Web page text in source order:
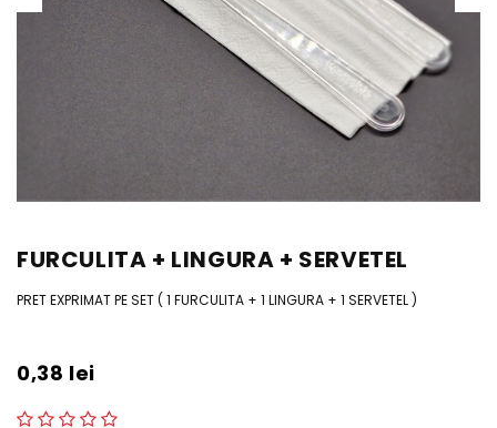
FURCULITA + LINGURA + SERVETEL
PRET EXPRIMAT PE SET ( 1 FURCULITA + 1 LINGURA + 1 SERVETEL )
0,38 lei